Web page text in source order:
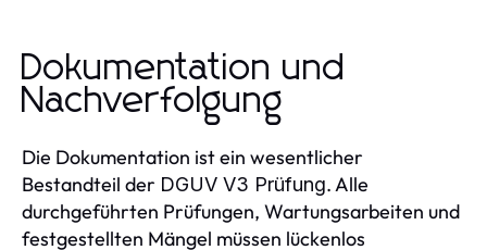
Dokumentation und
Nachverfolgung
Die Dokumentation ist ein wesentlicher
Bestandteil der DGUV V3 Prüfung. Alle
durchgeführten Prüfungen, Wartungsarbeiten und
festgestellten Mängel müssen lückenlos